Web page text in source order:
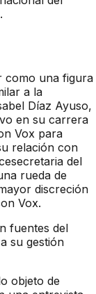
como una figura
a la
Díaz Ayuso,
en su carrera
Vox para
relación con
del
rueda de
discreción
Vox.
fuentes del
su gestión
objeto de